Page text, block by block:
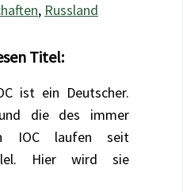
, Russland
Titel:
ist ein Deutscher.
die des immer
IOC laufen seit
Hier wird sie